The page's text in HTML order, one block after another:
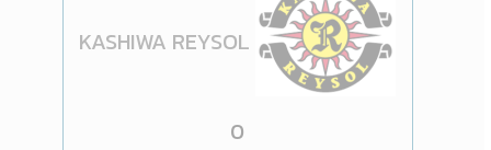
KASHIWA REYSOL
0